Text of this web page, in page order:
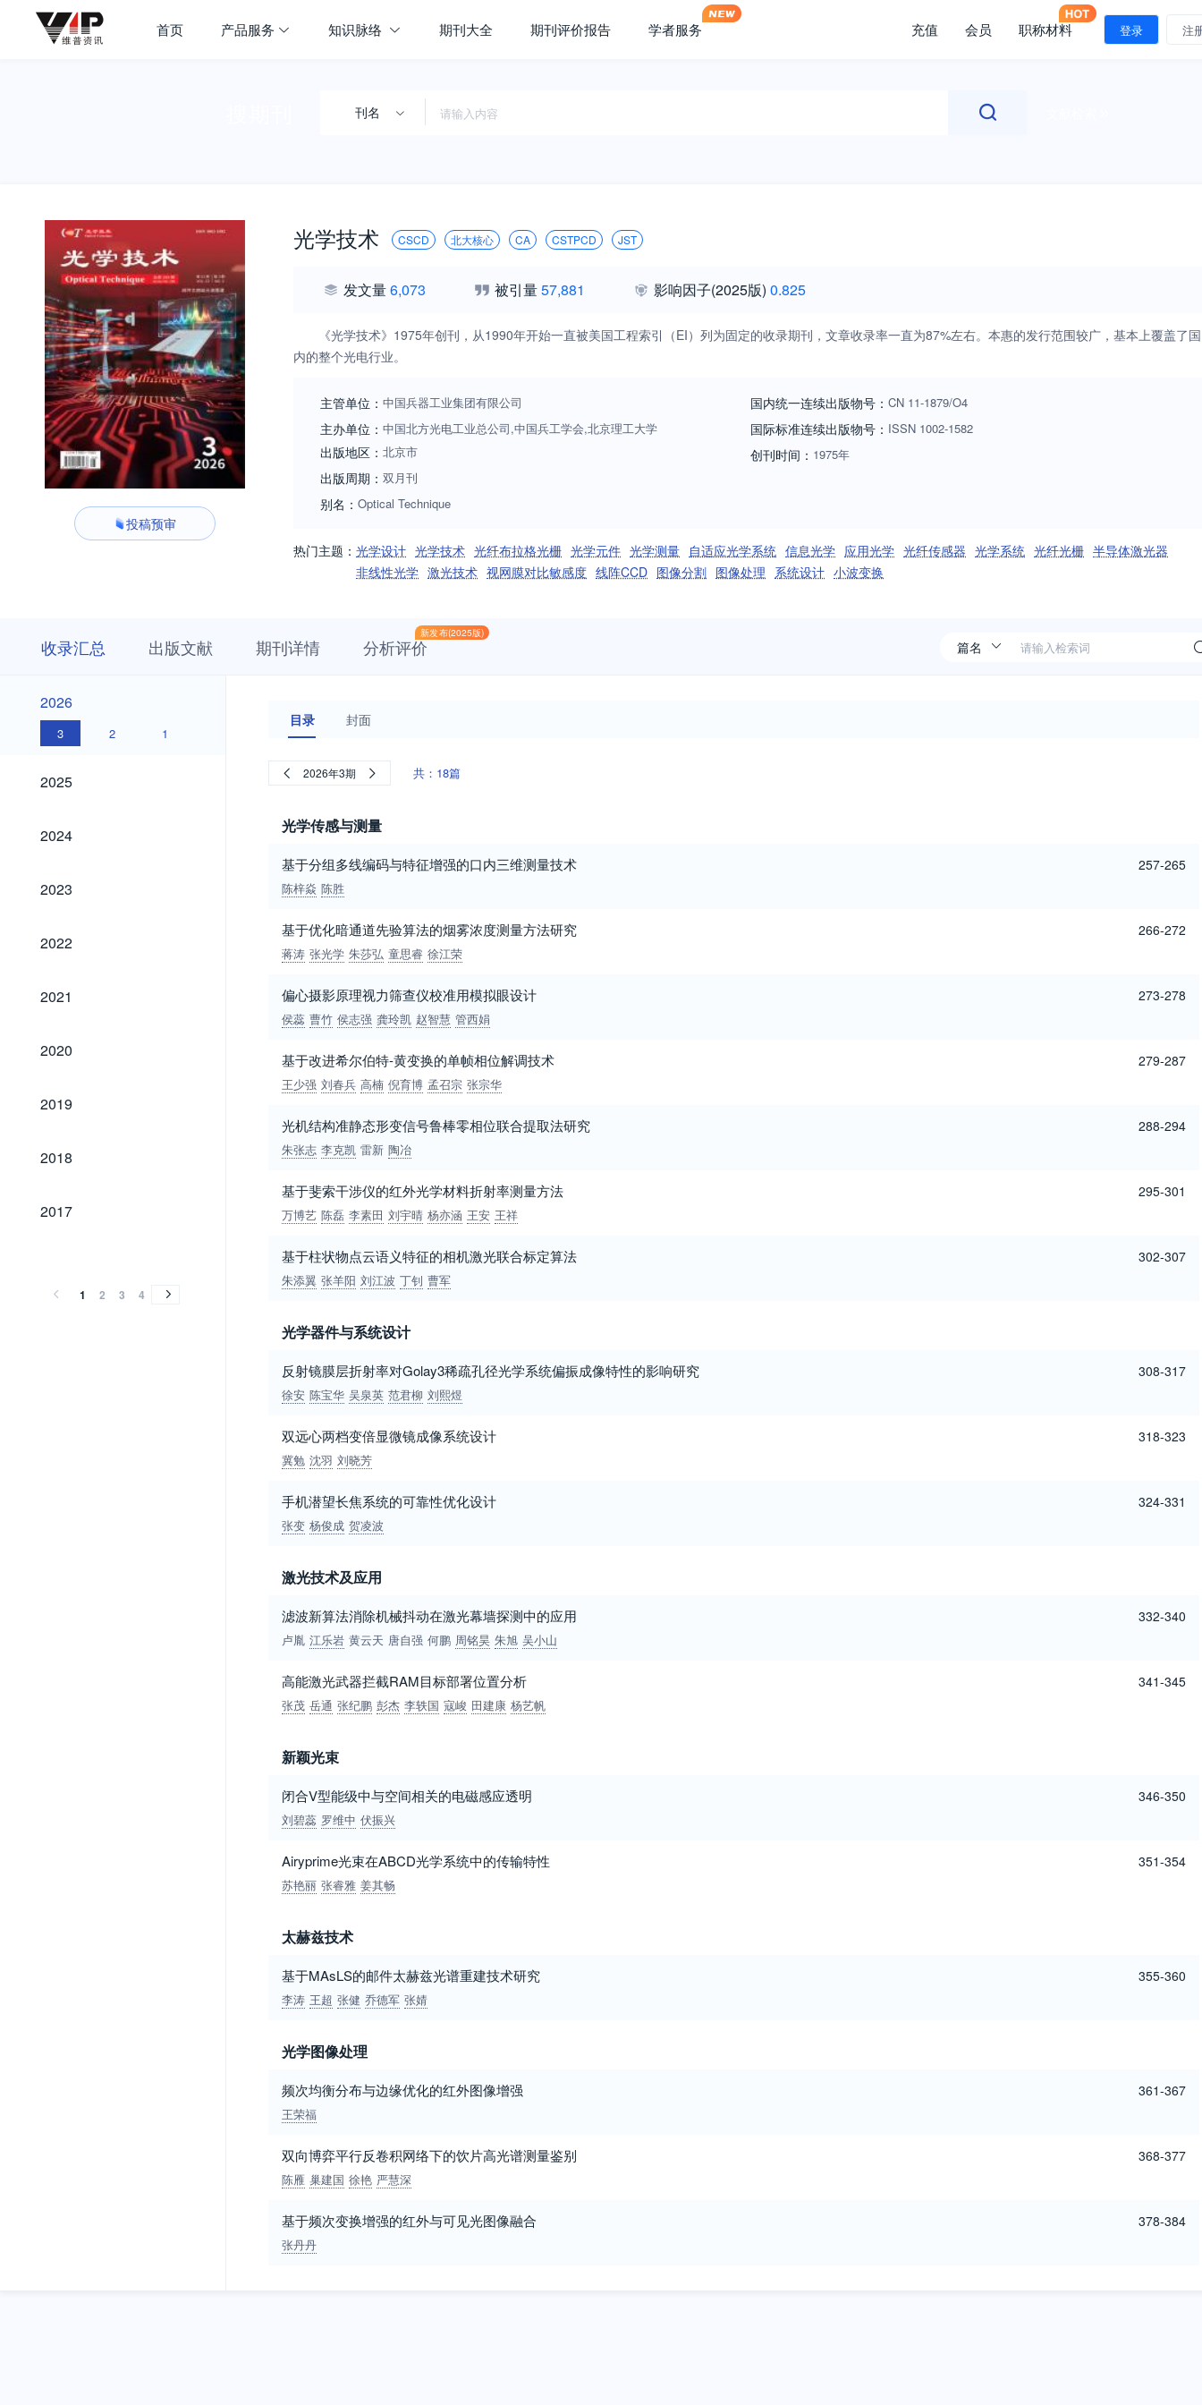
首页 产品服务 知识脉络 期刊大全 期刊评价报告 学者服务 充值 会员 职称材料 登录 注
刊名
投稿预审
光学技术 CSCD 北大核心 CA CSTPCD JST
发文量6,073 被引量57,881 影响因子(2025版) 0.825
《光学技术》1975年创刊，从1990年开始一直被美国工程索引（EI）列为固定的收录期刊，文章收录率一直为87%左右。本惠的发行范围较广，基本上覆盖了国
内的整个光电行业。
主管单位： 中国兵器工业集团有限公司
主办单位： 中国北方光电工业总公司,中国兵工学会,北京理工大学
出版地区： 北京市
出版周期： 双月刊
别名： Optical Technique
国内统一连续出版物号： CN 11-1879/O4
国际标准连续出版物号 ： ISSN 1002-1582
创刊时间： 1975年
热门主题： 光学设计 光学技术 光纤布拉格光栅 光学元件 光学测量 自适应光学系统 信息光学 应用光学 光纤传感器 光学系统 光纤光栅 半导体激光器
非线性光学 激光技术 视网膜对比敏感度 线阵CCD 图像分割 图像处理 系统设计 小波变换
收录汇总 出版文献 期刊详情
新发布(2025版)
分析评价
2026
2026
3 2 1
2025
2025
2024
2024
2023
2023
2022
2022
2021
2021
2020
2020
2019
2019
2018
2018
2017
2017
1 2 3 4
目录 封面
2026年3期 共：18篇
光学传感与测量
基于分组多线编码与特征增强的口内三维测量技术
陈梓焱 陈胜
257-265
基于优化暗通道先验算法的烟雾浓度测量方法研究
蒋涛 张光学 朱莎弘 童思睿 徐江荣
266-272
偏心摄影原理视力筛查仪校准用模拟眼设计
侯蕊 曹竹 侯志强 龚玲凯 赵智慧 管西娟
273-278
基于改进希尔伯特-黄变换的单帧相位解调技术
王少强 刘春兵 高楠 倪育博 孟召宗 张宗华
279-287
光机结构准静态形变信号鲁棒零相位联合提取法研究
朱张志 李克凯 雷新 陶冶
288-294
基于斐索干涉仪的红外光学材料折射率测量方法
万博艺 陈磊 李素田 刘宇晴 杨亦涵 王安 王祥
295-301
基于柱状物点云语义特征的相机激光联合标定算法
朱添翼 张羊阳 刘江波 丁钊 曹军
302-307
光学器件与系统设计
反射镜膜层折射率对Golay3稀疏孔径光学系统偏振成像特性的影响研究
徐安 陈宝华 吴泉英 范君柳 刘熙煜
308-317
双远心两档变倍显微镜成像系统设计
冀勉 沈羽 刘晓芳
318-323
手机潜望长焦系统的可靠性优化设计
张变 杨俊成 贺凌波
324-331
激光技术及应用
滤波新算法消除机械抖动在激光幕墙探测中的应用
卢胤 江乐岩 黄云天 唐自强 何鹏 周铭昊 朱旭 吴小山
332-340
高能激光武器拦截RAM目标部署位置分析
张茂 岳通 张纪鹏 彭杰 李轶国 寇峻 田建康 杨艺帆
341-345
新颖光束
闭合V型能级中与空间相关的电磁感应透明
刘碧蕊 罗维中 伏振兴
346-350
Airyprime光束在ABCD光学系统中的传输特性
苏艳丽 张睿雅 姜其畅
351-354
太赫兹技术
基于MAsLS的邮件太赫兹光谱重建技术研究
李涛 王超 张健 乔德军 张婧
355-360
光学图像处理
频次均衡分布与边缘优化的红外图像增强
王荣福
361-367
双向博弈平行反卷积网络下的饮片高光谱测量鉴别
陈雁 巢建国 徐艳 严慧深
368-377
基于频次变换增强的红外与可见光图像融合
张丹丹
378-384